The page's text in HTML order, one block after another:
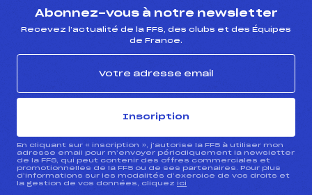
Abonnez-vous à notre newsletter
Recevez l’actualité de la FFS, des clubs et des Équipes
de France.
Inscription
En cliquant sur « inscription », j’autorise la FFS à utiliser mon
adresse email pour m’envoyer périodiquement la newsletter
de la FFS, qui peut contenir des offres commerciales et
promotionnelles de la FFS ou de ses partenaires. Pour plus
d’informations sur les modalités d’exercice de vos droits et
la gestion de vos données, cliquez ici